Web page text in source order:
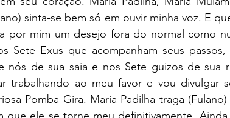
sinta-se bem só em ouvir minha voz. E
por mim um desejo fora do normal como
Sete Exus que acompanham seus
nós de sua saia e nos Sete guizos de
trabalhando ao meu favor e vou divulgar
Pomba Gira. Maria Padilha traga